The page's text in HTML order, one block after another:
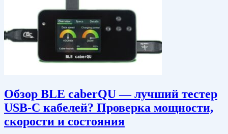
Обзор BLE caberQU — лучший тестер
USB-C кабелей? Проверка мощности,
скорости и состояния